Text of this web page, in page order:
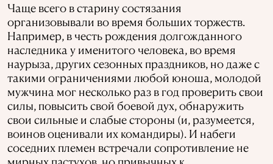
Чаще всего в старину состязания
организовывали во время больших торжеств.
Например, в честь рождения долгожданного
наследника у именитого человека, во время
наурыза, других сезонных праздников, но даже с
такими ограничениями любой юноша, молодой
мужчина мог несколько раз в год проверить свои
силы, повысить свой боевой дух, обнаружить
свои сильные и слабые стороны (и, разумеется,
воинов оценивали их командиры). И набеги
соседних племен встречали сопротивление не